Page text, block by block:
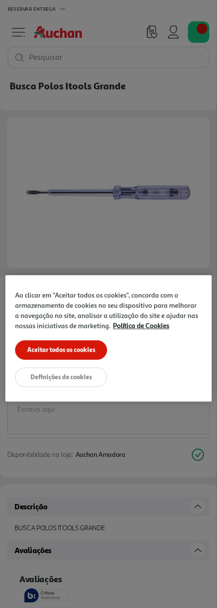
RESERVAR ENTREGA
Pesquisar
Busca Polos Itools Grande
Faça a sua avaliação
Ref. / EAN:5604612005757
3,29 €
Notas de preparação
Disponibilidade na loja: Auchan Amadora
Descrição
BUSCA POLOS ITOOLS GRANDE
Avaliações
Ao clicar em "Aceitar todos os cookies", concorda com o
armazenamento de cookies no seu dispositivo para melhorar
a navegação no site, analisar a utilização do site e ajudar nas
nossas iniciativas de marketing. Política de Cookies
Aceitar todos os cookies
Definições de cookies